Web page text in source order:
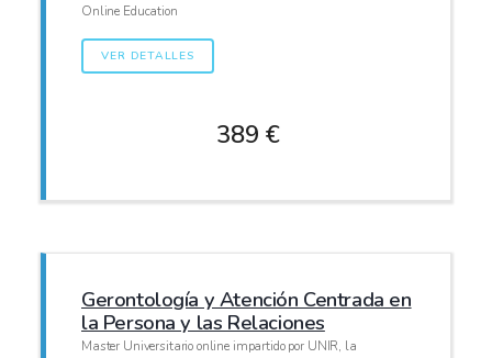
Online Education
VER DETALLES
389 €
Gerontología y Atención Centrada en
la Persona y las Relaciones
Master Universitario online impartido por UNIR, la